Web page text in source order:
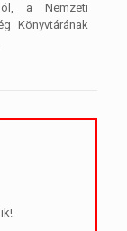
a Nemzeti
Könyvtárának